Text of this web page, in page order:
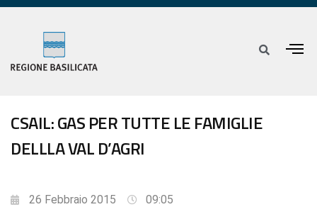
CSAIL: GAS PER TUTTE LE FAMIGLIE
DELLLA VAL D’AGRI
26 Febbraio 2015 09:05